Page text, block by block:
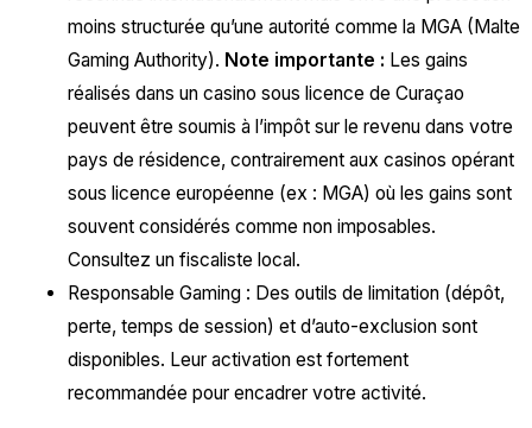
moins structurée qu’une autorité comme la MGA (Malte
Gaming Authority). Note importante : Les gains
réalisés dans un casino sous licence de Curaçao
peuvent être soumis à l’impôt sur le revenu dans votre
pays de résidence, contrairement aux casinos opérant
sous licence européenne (ex : MGA) où les gains sont
souvent considérés comme non imposables.
Consultez un fiscaliste local.
Responsable Gaming : Des outils de limitation (dépôt,
perte, temps de session) et d’auto-exclusion sont
disponibles. Leur activation est fortement
recommandée pour encadrer votre activité.